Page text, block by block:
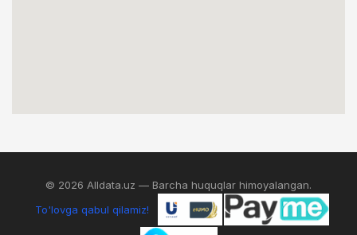
© 2026 Alldata.uz — Barcha huquqlar himoyalangan.
To'lovga qabul qilamiz!